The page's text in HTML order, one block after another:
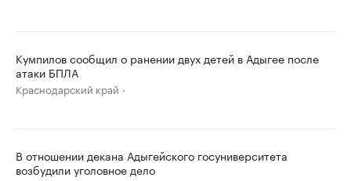
Кумпилов сообщил о ранении двух детей в Адыгее после
атаки БПЛА
Краснодарский край
В отношении декана Адыгейского госуниверситета
возбудили уголовное дело